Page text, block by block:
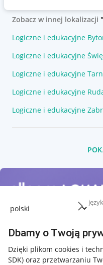
język
Dbamy o Twoją
Dzięki plikom cookies i
SDK) oraz przetwarzaniu
Zobacz w innej lokalizacji
Logiczne i edukacyjne
Logiczne i edukacyjne
Logiczne i edukacyjne
Logiczne i edukacyjne
Logiczne i edukacyjne